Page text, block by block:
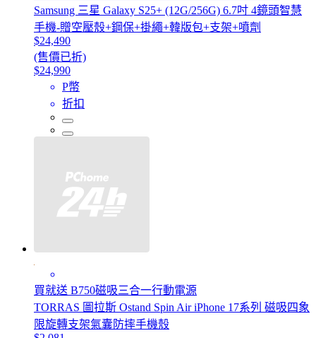
Samsung 三星 Galaxy S25+ (12G/256G) 6.7吋 4鏡頭智慧
手機-贈空壓殼+鋼保+掛繩+韓版包+支架+噴劑
$24,490
(售價已折)
$24,990
P幣
折扣
買就送 B750磁吸三合一行動電源
TORRAS 圖拉斯 Ostand Spin Air iPhone 17系列 磁吸四象
限旋轉支架氣囊防摔手機殼